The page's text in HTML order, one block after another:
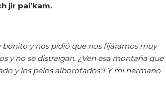
jir pai’kam.
y nos pidió que nos fijáramos muy
y no se distraigan. ¿Ven esa montaña que
y los pelos alborotados”! Y mi hermano